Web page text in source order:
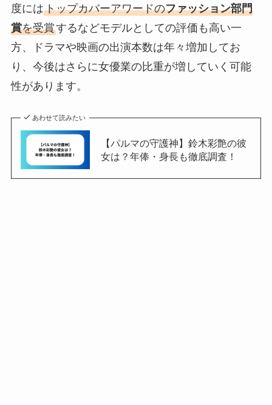
度にはトップカバーアワードのファッション部門
賞を受賞するなどモデルとしての評価も高い一
方、ドラマや映画の出演本数は年々増加してお
り、今後はさらに女優業の比重が増していく可能
性があります。
あわせて読みたい
【パルマの守護神】鈴木彩艶の彼
女は？年俸・身長も徹底調査！